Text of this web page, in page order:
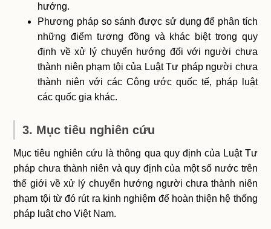
hướng.
Phương pháp so sánh được sử dụng để phân tích
những điểm tương đồng và khác biệt trong quy
định về xử lý chuyển hướng đối với người chưa
thành niên phạm tội của Luật Tư pháp người chưa
thành niên với các Công ước quốc tế, pháp luật
các quốc gia khác.
3. Mục tiêu nghiên cứu
Mục tiêu nghiên cứu là thông qua quy định của Luật Tư
pháp chưa thành niên và quy định của một số nước trên
thế giới về xử lý chuyển hướng người chưa thành niên
phạm tội từ đó rút ra kinh nghiệm để hoàn thiện hệ thống
pháp luật cho Việt Nam.